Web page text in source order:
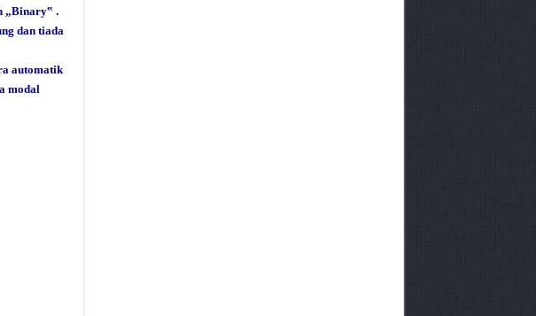
„Binary‟ .
dan tiada
automatik
modal